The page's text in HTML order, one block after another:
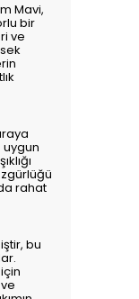
Mavi,
bir
ve
uygun
rahat
bu